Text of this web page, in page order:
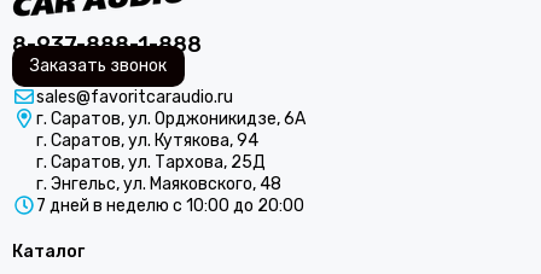
8-937-888-1-888
Заказать звонок
sales@favoritcaraudio.ru
г. Саратов, ул. Орджоникидзе, 6А
г. Саратов, ул. Кутякова, 94
г. Саратов, ул. Тархова, 25Д
г. Энгельс, ул. Маяковского, 48
7 дней в неделю с 10:00 до 20:00
Каталог